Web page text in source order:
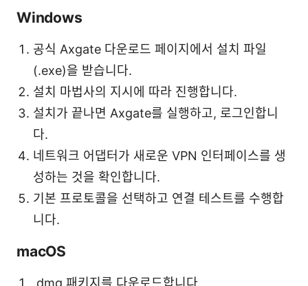
Windows
공식 Axgate 다운로드 페이지에서 설치 파일
(.exe)을 받습니다.
설치 마법사의 지시에 따라 진행합니다.
설치가 끝나면 Axgate를 실행하고, 로그인합니
다.
네트워크 어댑터가 새로운 VPN 인터페이스를 생
성하는 것을 확인합니다.
기본 프로토콜을 선택하고 연결 테스트를 수행합
니다.
macOS
.dmg 패키지를 다운로드합니다.